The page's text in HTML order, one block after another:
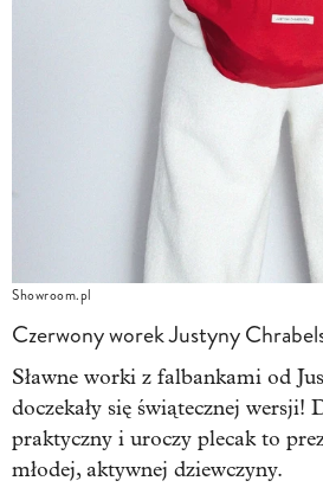
Showroom.pl
Czerwony worek Justyny
Sławne worki z falbankami od
doczekały się świątecznej wersji!
praktyczny i uroczy plecak to
młodej, aktywnej dziewczyny.